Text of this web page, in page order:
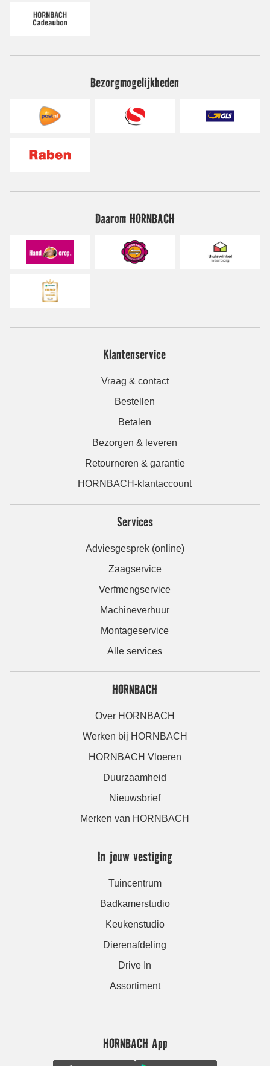
Bezorgmogelijkheden
Daarom HORNBACH
Klantenservice
Vraag & contact
Bestellen
Betalen
Bezorgen & leveren
Retourneren & garantie
HORNBACH-klantaccount
Services
Adviesgesprek (online)
Zaagservice
Verfmengservice
Machineverhuur
Montageservice
Alle services
HORNBACH
Over HORNBACH
Werken bij HORNBACH
HORNBACH Vloeren
Duurzaamheid
Nieuwsbrief
Merken van HORNBACH
In jouw vestiging
Tuincentrum
Badkamerstudio
Keukenstudio
Dierenafdeling
Drive In
Assortiment
HORNBACH App